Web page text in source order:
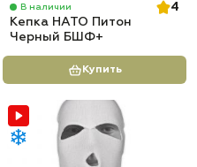
В наличии
4
Кепка НАТО Питон
Черный БШФ+
Купить